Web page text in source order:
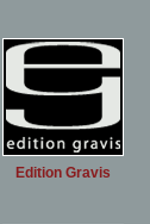
Edition Gravis